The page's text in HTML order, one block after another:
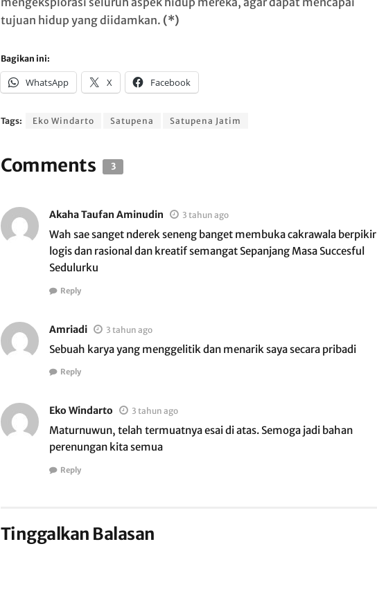
tujuan hidup yang diidamkan. (*)
Bagikan ini:
WhatsApp X Facebook
Tags: Eko Windarto Satupena Satupena Jatim
Comments 3
Akaha Taufan Aminudin 3 tahun ago
Wah sae sanget nderek seneng banget membuka cakrawala berpikir
logis dan rasional dan kreatif semangat Sepanjang Masa Succesful
Sedulurku
Reply
Amriadi 3 tahun ago
Sebuah karya yang menggelitik dan menarik saya secara pribadi
Reply
Eko Windarto 3 tahun ago
Maturnuwun, telah termuatnya esai di atas. Semoga jadi bahan
perenungan kita semua
Reply
Tinggalkan Balasan